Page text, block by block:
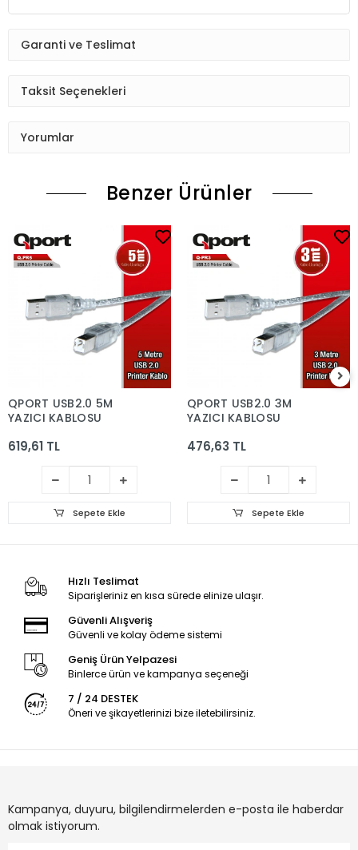
Garanti ve Teslimat
Taksit Seçenekleri
Yorumlar
Benzer Ürünler
QPORT USB2.0 5M
YAZICI KABLOSU
619,61 TL
Sepete Ekle
QPORT USB2.0 3M
YAZICI KABLOSU
476,63 TL
Sepete Ekle
Hızlı Teslimat
Siparişleriniz en kısa sürede elinize ulaşır.
Güvenli Alışveriş
Güvenli ve kolay ödeme sistemi
Geniş Ürün Yelpazesi
Binlerce ürün ve kampanya seçeneği
7 / 24 DESTEK
Öneri ve şikayetlerinizi bize iletebilirsiniz.
Kampanya, duyuru, bilgilendirmelerden e-posta ile haberdar
olmak istiyorum.